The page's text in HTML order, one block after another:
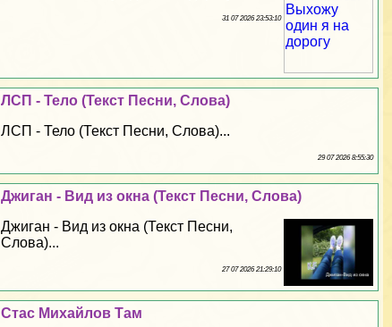
31 07 2026 23:53:10
ЛСП - Тело (Текст Песни, Слова)
ЛСП - Тело (Текст Песни, Слова)...
29 07 2026 8:55:30
Джиган - Вид из окна (Текст Песни, Слова)
Джиган - Вид из окна (Текст Песни,
Слова)...
27 07 2026 21:29:10
Стас Михайлов Там